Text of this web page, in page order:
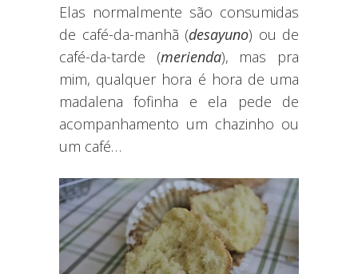
Elas normalmente são consumidas
de café-da-manhã (desayuno) ou de
café-da-tarde (merienda), mas pra
mim, qualquer hora é hora de uma
madalena fofinha e ela pede de
acompanhamento um chazinho ou
um café…